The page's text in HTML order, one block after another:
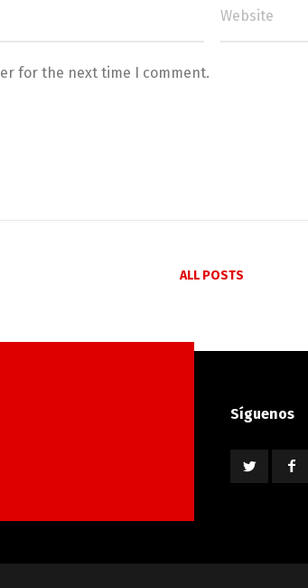
for the next time I comment.
ALL POSTS
Síguenos